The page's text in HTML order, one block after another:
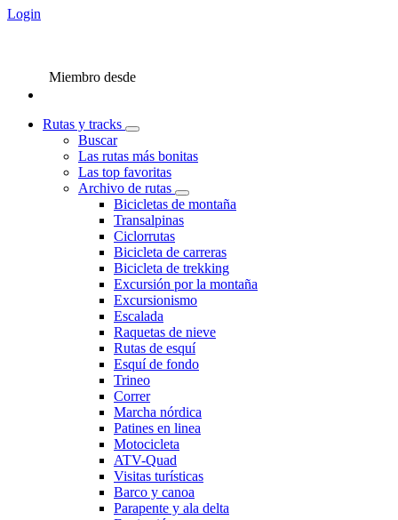
Login
Miembro desde
Rutas y tracks
Buscar
Las rutas más bonitas
Las top favoritas
Archivo de rutas
Bicicletas de montaña
Transalpinas
Ciclorrutas
Bicicleta de carreras
Bicicleta de trekking
Excursión por la montaña
Excursionismo
Escalada
Raquetas de nieve
Rutas de esquí
Esquí de fondo
Trineo
Correr
Marcha nórdica
Patines en linea
Motocicleta
ATV-Quad
Visitas turísticas
Barco y canoa
Parapente y ala delta